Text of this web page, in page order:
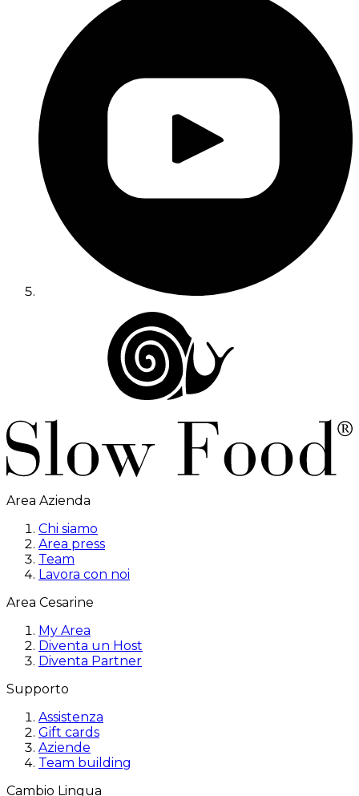
Area Azienda
Chi siamo
Area press
Team
Lavora con noi
Area Cesarine
My Area
Diventa un Host
Diventa Partner
Supporto
Assistenza
Gift cards
Aziende
Team building
Cambio Lingua